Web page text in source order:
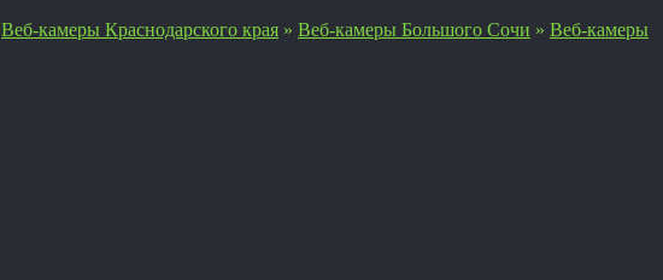
Веб-камеры Краснодарского края » Веб-камеры Большого Сочи » Веб-камеры